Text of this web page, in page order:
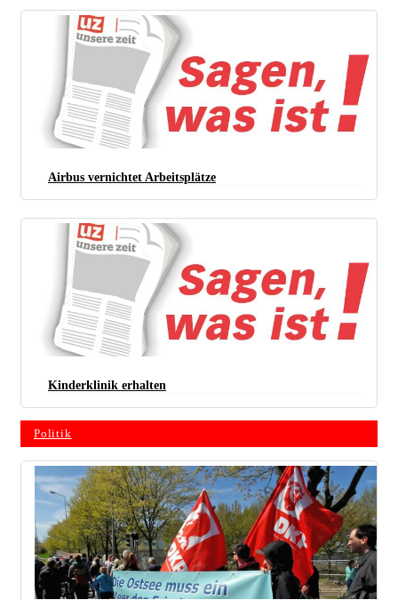
Airbus vernichtet Arbeitsplätze
Kinderklinik erhalten
Politik